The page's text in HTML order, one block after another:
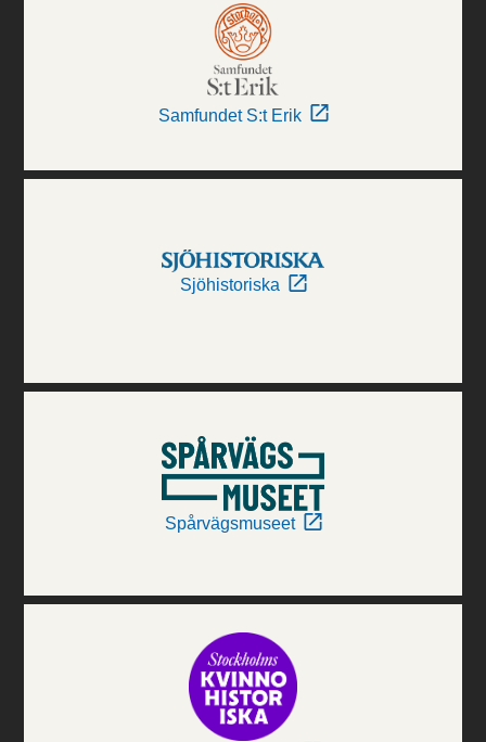
Samfundet S:t Erik
Sjöhistoriska
Spårvägsmuseet